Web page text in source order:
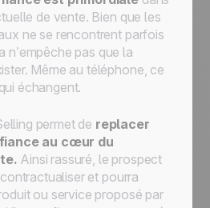
de vente. Bien que les
ne se rencontrent parfois
n’empêche pas que la
Même au téléphone, ce
échangent.
permet de replacer
au cœur du
Ainsi rassuré, le prospect
et pourra
ou service proposé par